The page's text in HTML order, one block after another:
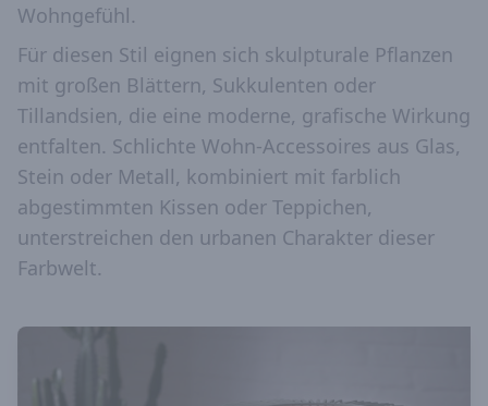
Wohngefühl.
Für diesen Stil eignen sich skulpturale Pflanzen
mit großen Blättern, Sukkulenten oder
Tillandsien, die eine moderne, grafische Wirkung
entfalten. Schlichte Wohn-Accessoires aus Glas,
Stein oder Metall, kombiniert mit farblich
abgestimmten Kissen oder Teppichen,
unterstreichen den urbanen Charakter dieser
Farbwelt.